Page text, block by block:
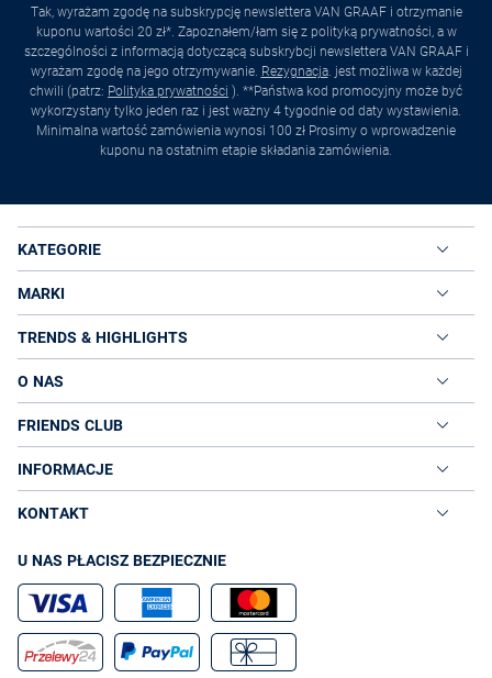
Tak, wyrażam zgodę na subskrypcję newslettera VAN GRAAF i otrzymanie
kuponu wartości 20 zł*. Zapoznałem/łam się z polityką prywatności, a w
szczególności z informacją dotyczącą subskrybcji newslettera VAN GRAAF i
wyrażam zgodę na jego otrzymywanie. Rezygnacja. jest możliwa w każdej
chwili (patrz: Polityka prywatności ). **Państwa kod promocyjny może być
wykorzystany tylko jeden raz i jest ważny 4 tygodnie od daty wystawienia.
Minimalna wartość zamówienia wynosi 100 zł Prosimy o wprowadzenie
kuponu na ostatnim etapie składania zamówienia.
KATEGORIE
MARKI
TRENDS & HIGHLIGHTS
O NAS
FRIENDS CLUB
INFORMACJE
KONTAKT
U NAS PŁACISZ BEZPIECZNIE